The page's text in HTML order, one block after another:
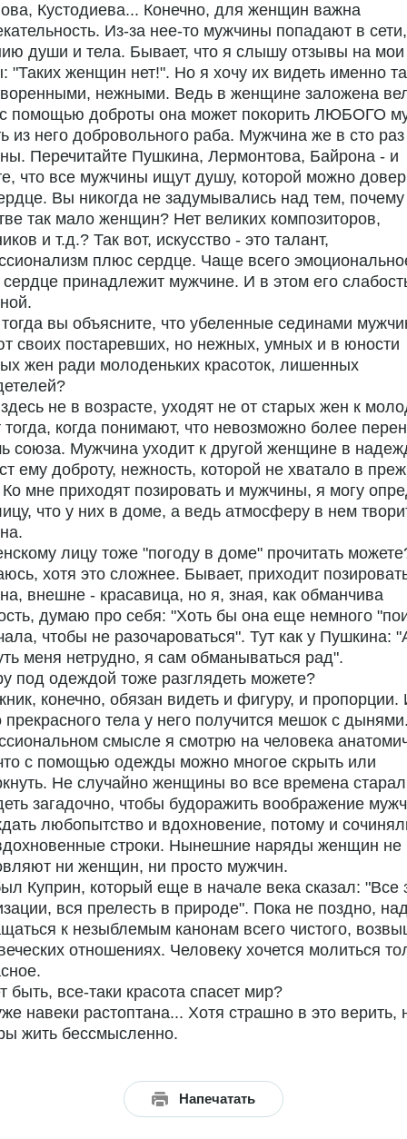
Кустодиева... Конечно, для женщин важна
Из-за нее-то мужчины попадают в
души и тела. Бывает, что я слышу отзывы на мои
"Таких женщин нет!". Но я хочу их видеть именно
нежными. Ведь в женщине заложена
помощью доброты она может покорить ЛЮБОГО
из него добровольного раба. Мужчина же в сто
Перечитайте Пушкина, Лермонтова, Байрона - и
что все мужчины ищут душу, которой можно
Вы никогда не задумывались над тем,
так мало женщин? Нет великих композиторов,
и т.д.? Так вот, искусство - это талант,
плюс сердце. Чаще всего
сердце принадлежит мужчине. И в этом его
вы объясните, что убеленные сединами
своих постаревших, но нежных, умных и в юности
жен ради молоденьких красоток, лишенных
не в возрасте, уходят не от старых жен к
тогда, когда понимают, что невозможно более
союза. Мужчина уходит к другой женщине в
ему доброту, нежность, которой не хватало в
мне приходят позировать и мужчины, я могу
что у них в доме, а ведь атмосферу в нем
лицу тоже "погоду в доме" прочитать
хотя это сложнее. Бывает, приходит
внешне - красавица, но я, зная, как обманчива
думаю про себя: "Хоть бы она еще немного
чтобы не разочароваться". Тут как у Пушкина:
меня нетрудно, я сам обманываться рад".
под одеждой тоже разглядеть можете?
конечно, обязан видеть и фигуру, и пропорции.
прекрасного тела у него получится мешок с
смысле я смотрю на человека
с помощью одежды можно многое скрыть или
Не случайно женщины во все времена
загадочно, чтобы будоражить воображение
любопытство и вдохновение, потому и
строки. Нынешние наряды женщин не
ни женщин, ни просто мужчин.
Куприн, который еще в начале века сказал: "Все
вся прелесть в природе". Пока не поздно,
к незыблемым канонам всего чистого,
отношениях. Человеку хочется молиться
быть, все-таки красота спасет мир?
навеки растоптана... Хотя страшно в это верить,
жить бессмысленно.
Напечатать